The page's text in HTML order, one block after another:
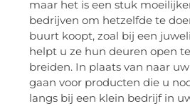
maar het is een stuk
bedrijven om hetzelfde te
buurt koopt, zoal bij een
helpt u ze hun deuren open
breiden. In plaats van naar
gaan voor producten die u
langs bij een klein bedrijf in